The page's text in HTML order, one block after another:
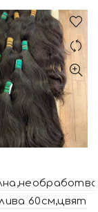
60см,цвят